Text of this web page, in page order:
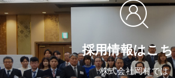
採用情報はこ
株式会社岡村では